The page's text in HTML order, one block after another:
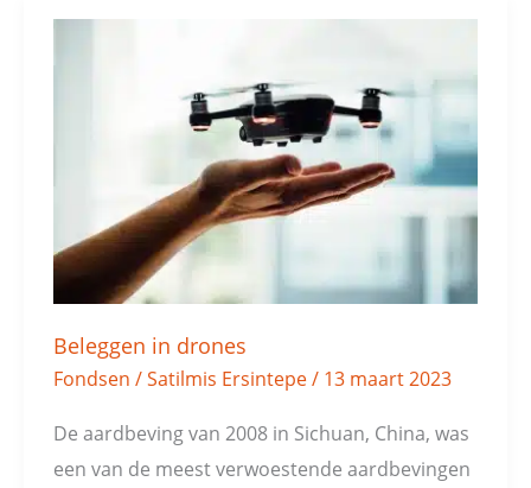
Beleggen in drones
Fondsen /Satilmis Ersintepe/ 13 maart 2023
De aardbeving van 2008 in Sichuan, China, was
een van de meest verwoestende aardbevingen